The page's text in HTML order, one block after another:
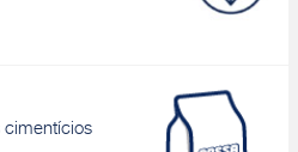
cimentícios